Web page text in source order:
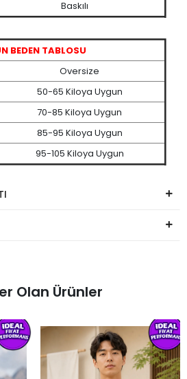
Baskılı
BEDEN TABLOSU
Oversize
50-65 Kiloya Uygun
70-85 Kiloya Uygun
85-95 Kiloya Uygun
95-105 Kiloya Uygun
Olan Ürünler